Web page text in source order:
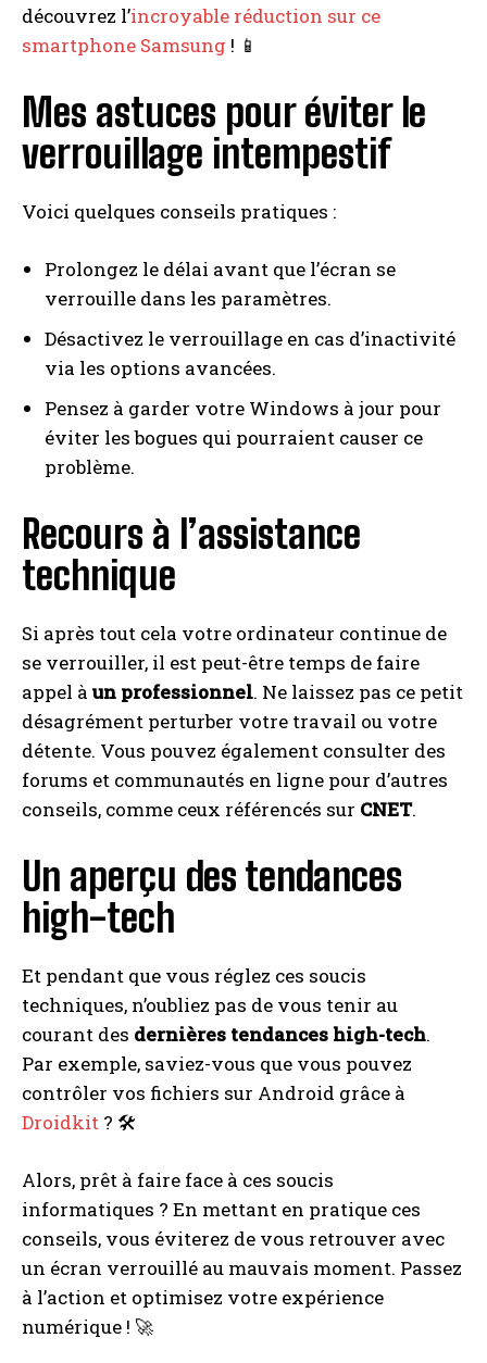
découvrez l’incroyable réduction sur ce
smartphone Samsung ! 📱
Mes astuces pour éviter le
verrouillage intempestif
Voici quelques conseils pratiques :
Prolongez le délai avant que l’écran se
verrouille dans les paramètres.
Désactivez le verrouillage en cas d’inactivité
via les options avancées.
Pensez à garder votre Windows à jour pour
éviter les bogues qui pourraient causer ce
problème.
Recours à l’assistance
technique
Si après tout cela votre ordinateur continue de
se verrouiller, il est peut-être temps de faire
appel à un professionnel. Ne laissez pas ce petit
désagrément perturber votre travail ou votre
détente. Vous pouvez également consulter des
forums et communautés en ligne pour d’autres
conseils, comme ceux référencés sur CNET.
Un aperçu des tendances
high-tech
Et pendant que vous réglez ces soucis
techniques, n’oubliez pas de vous tenir au
courant des dernières tendances high-tech.
Par exemple, saviez-vous que vous pouvez
contrôler vos fichiers sur Android grâce à
Droidkit ? 🛠️
Alors, prêt à faire face à ces soucis
informatiques ? En mettant en pratique ces
conseils, vous éviterez de vous retrouver avec
un écran verrouillé au mauvais moment. Passez
à l’action et optimisez votre expérience
numérique ! 🚀